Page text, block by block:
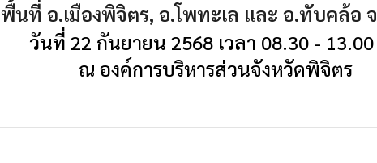
พื้นที่ อ.เมืองพิจิตร, อ.โพทะเล และ อ.ทับคล้อ
วันที่ 22 กันยายน 2568 เวลา 08.30 -
ณ องค์การบริหารส่วนจังหวัดพิจิตร